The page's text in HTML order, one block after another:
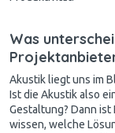
Was
Akustik liegt uns im
Ist die Akustik also
Gestaltung? Dann ist
wissen, welche